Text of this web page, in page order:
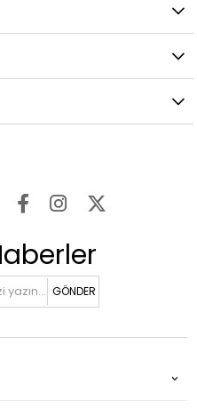
GÖNDER